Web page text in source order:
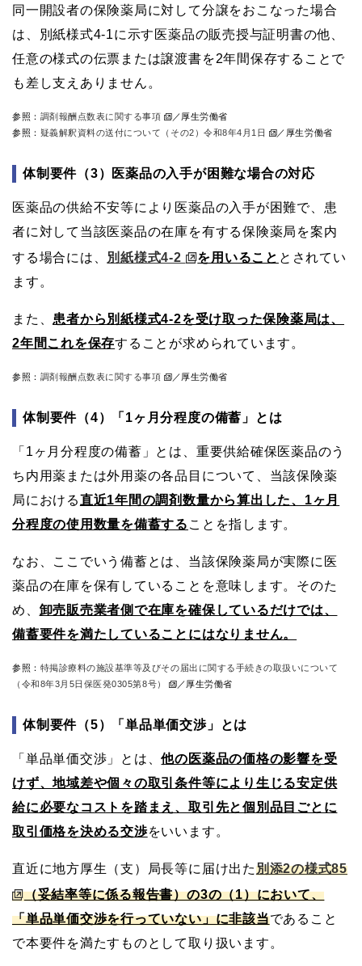
同一開設者の保険薬局に対して分譲をおこなった場合
は、別紙様式4-1に示す医薬品の販売授与証明書の他、
任意の様式の伝票または譲渡書を2年間保存することで
も差し支えありません。
参照： 調剤報酬点数表に関する事項
／厚生労働省
参照： 疑義解釈資料の送付について（その2）令和8年4月1日 ／厚生労働省
体制要件（3）医薬品の入手が困難な場合の対応
医薬品の供給不安等により医薬品の入手が困難で、患
者に対して当該医薬品の在庫を有する保険薬局を案内
する場合には、 別紙様式4-2 を用いること とされてい
ます。
また、 患者から別紙様式4-2を受け取った保険薬局は、
2年間これを保存することが求められています。
参照： 調剤報酬点数表に関する事項 ／厚生労働省
体制要件（4）「1ヶ月分程度の備蓄」とは
「1ヶ月分程度の備蓄」とは、重要供給確保医薬品のう
ち内用薬または外用薬の各品目について、当該保険薬
局における直近1年間の調剤数量から算出した、1ヶ月
分程度の使用数量を備蓄する ことを指します。
なお、ここでいう備蓄とは、当該保険薬局が実際に医
薬品の在庫を保有していることを意味します。そのた
め、 卸売販売業者側で在庫を確保しているだけでは、
備蓄要件を満たしていることにはなりません。
参照： 特掲診療料の施設基準等及びその届出に関する手続きの取扱いについて
（令和8年3月5日保医発0305第8号）
／厚生労働省
体制要件（5）「単品単価交渉」とは
「単品単価交渉」とは、他の医薬品の価格の影響を受
けず、地域差や個々の取引条件等により生じる安定供
給に必要なコストを踏まえ、取引先と個別品目ごとに
取引価格を決める交渉をいいます。
直近に地方厚生（支）局長等に届け出た別添2の様式85
（妥結率等に係る報告書）の3の（1）において、
「単品単価交渉を行っていない」に非該当であること
で本要件を満たすものとして取り扱います。